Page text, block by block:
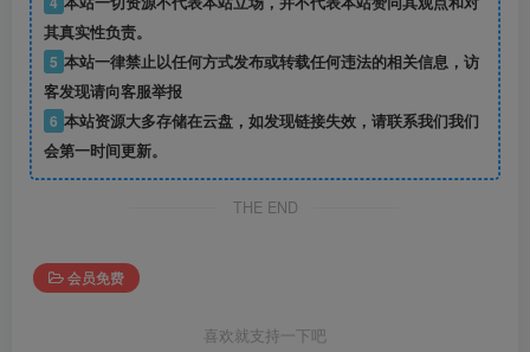
其真实性负责。
5 本站一律禁止以任何方式发布或转载任何违法的相关信息，访
客发现请向客服举报
6 本站资源大多存储在云盘，如发现链接失效，请联系我们我们
会第一时间更新。
THE END
会员免费
喜欢就支持一下吧